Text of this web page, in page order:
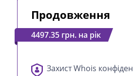
Продовження
4497.35 грн. на рік
Захист Whois